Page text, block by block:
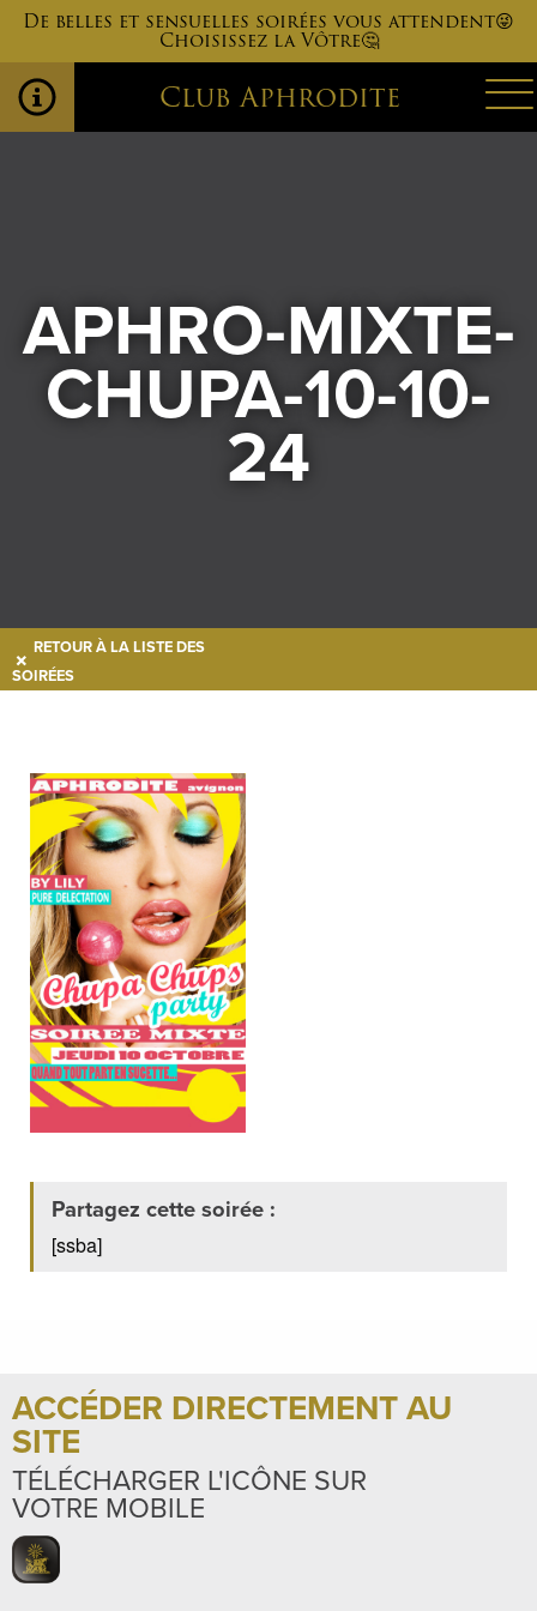
De belles et sensuelles soirées vous attendent😜
Choisissez la Vôtre🤔
Club Aphrodite
APHRO-MIXTE-
CHUPA-10-10-
24
RETOUR À LA LISTE DES
SOIRÉES
Partagez cette soirée :
[ssba]
ACCÉDER DIRECTEMENT AU
SITE
TÉLÉCHARGER L'ICÔNE SUR
VOTRE MOBILE